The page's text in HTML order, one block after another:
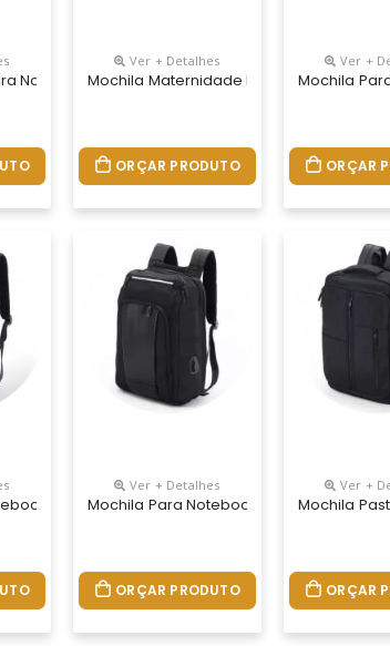
Notebook Personalizada
Ver + Detalhes
Mochila Maternidade Bolsa Bebê
ORÇAR PRODUTO
Ver +
Mochila
ORÇAR
Personalizada
Ver + Detalhes
Mochila Para Notebook Personalizada
ORÇAR PRODUTO
Ver +
Mochila
ORÇAR